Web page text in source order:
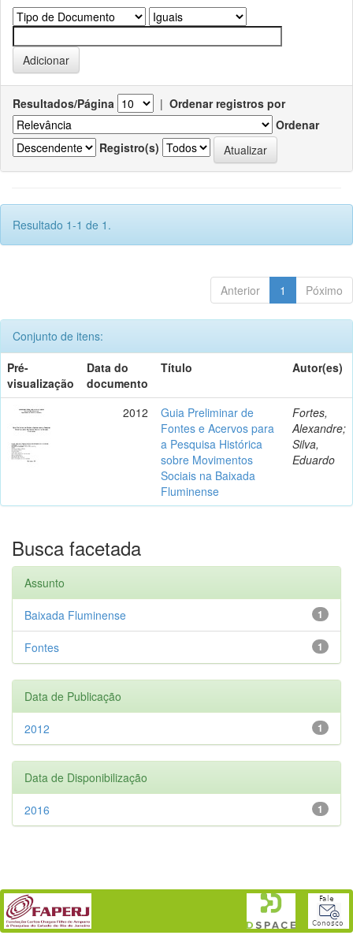
Resultados/Página | Ordenar registros por
Ordenar
Registro(s)
Resultado 1-1 de 1.
Anterior 1 Póximo
Conjunto de itens:
Pré-
visualização
Data do
documento
Título Autor(es)
2012
Guia Preliminar de
Fontes e Acervos para
a Pesquisa Histórica
sobre Movimentos
Sociais na Baixada
Fluminense
Fortes,
Alexandre;
Silva,
Eduardo
Busca facetada
Assunto
1
Baixada Fluminense
1
Fontes
Data de Publicação
1
2012
Data de Disponibilização
1
2016